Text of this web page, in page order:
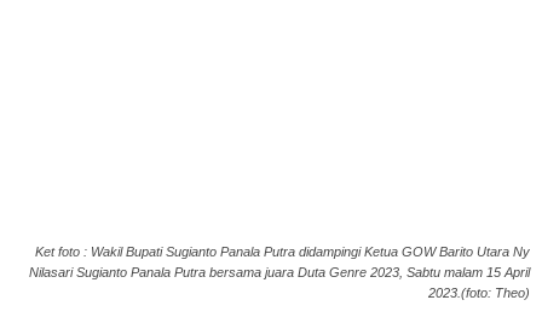
Ket foto : Wakil Bupati Sugianto Panala Putra didampingi Ketua GOW Barito Utara Ny
Nilasari Sugianto Panala Putra bersama juara Duta Genre 2023, Sabtu malam 15 April
2023.(foto: Theo)